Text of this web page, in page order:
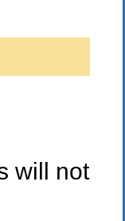
will not